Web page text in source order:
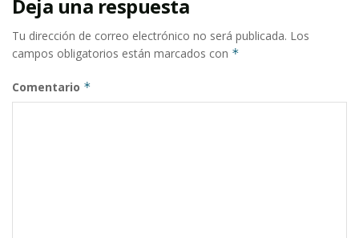
Deja una respuesta
Tu dirección de correo electrónico no será publicada. Los
campos obligatorios están marcados con *
Comentario *